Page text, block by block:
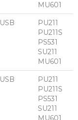
MU601
USB
PU211
PU211S
PS531
SU211
MU601
USB
PU211
PU211S
PS531
SU211
MU601